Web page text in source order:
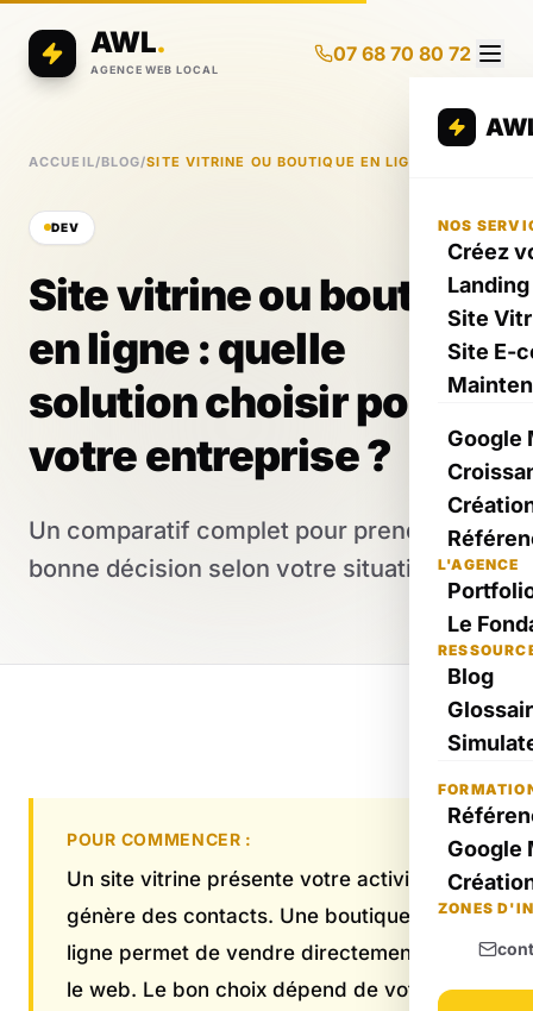
AWL.
AGENCE WEB LOCAL
07 68 70 80 72
NOS
Créez
Site
Site E-
Google
L'AGENCE
Le
Blog
Google
ZONES
ACCUEIL/BLOG/SITE VITRINE OU BOUTIQUE EN LIGNE
DEV
Site vitrine ou boutique
en ligne : quelle
solution choisir pour
votre entreprise ?
Un comparatif complet pour prendre la
bonne décision selon votre situation
POUR COMMENCER :
Un site vitrine présente votre activité et
génère des contacts. Une boutique en
ligne permet de vendre directement sur
le web. Le bon choix dépend de votre